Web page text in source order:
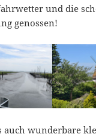
und die
genossen!
auch wunderbare